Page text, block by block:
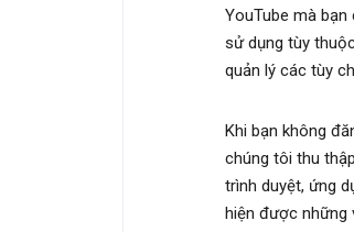
YouTube mà
sử dụng tùy
quản lý các tùy
Khi bạn không
chúng tôi thu
trình duyệt, ứng
hiện được những